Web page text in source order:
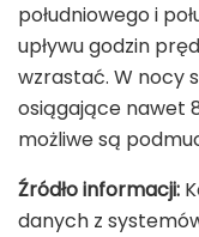
południowego i
upływu godzin
wzrastać. W nocy
osiągające nawet
możliwe są
Źródło informacji:
danych z